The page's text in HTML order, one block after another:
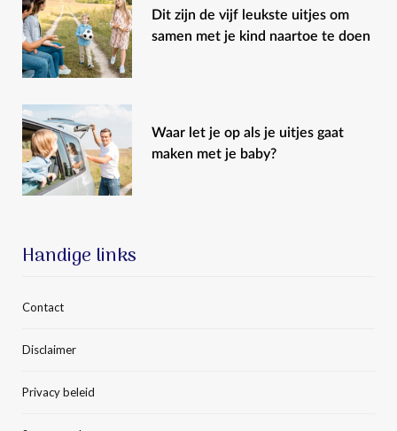
Dit zijn de vijf leukste uitjes om
samen met je kind naartoe te doen
Waar let je op als je uitjes gaat
maken met je baby?
Handige links
Contact
Disclaimer
Privacy beleid